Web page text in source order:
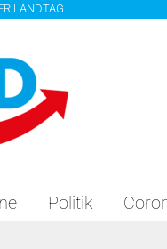
LANDTAG
Politik